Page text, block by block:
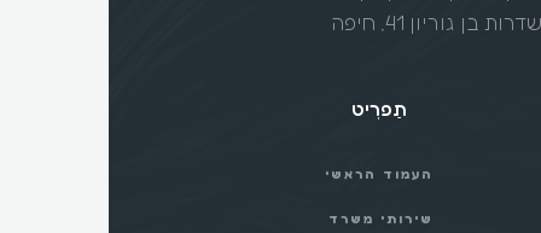
בן גוריון 41, חיפה
תַפרִיט
העמוד הראשי
שירותי משרד